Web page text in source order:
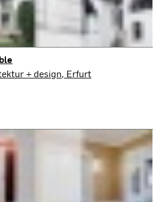
+ design, Erfurt